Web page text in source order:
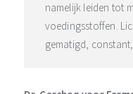
namelijk leiden tot
voedingsstoffen.
gematigd,